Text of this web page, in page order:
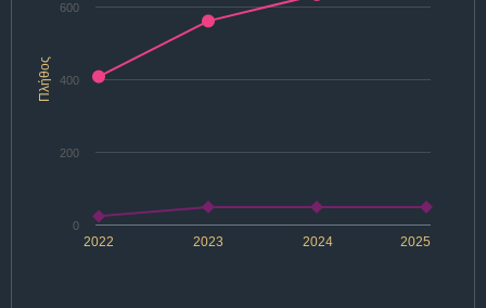
Πλήθος
2022 2024
2023 2025
0
200
400
600